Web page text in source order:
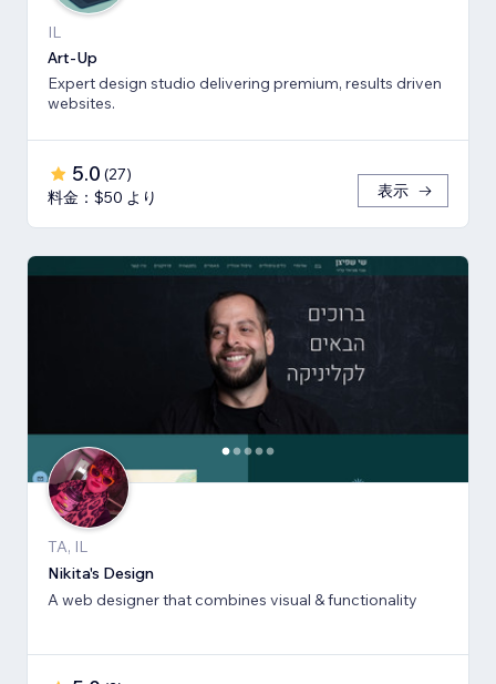
IL
Art-Up
Expert design studio delivering premium, results driven
websites.
5.0 (27)
料金：$50 より
表示
TA, IL
Nikita's Design
A web designer that combines visual & functionality